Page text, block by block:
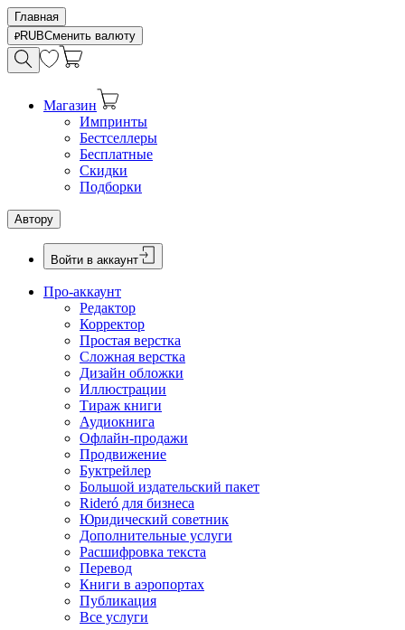
Главная
RUBСменить валюту
Магазин
Импринты
Бестселлеры
Бесплатные
Скидки
Подборки
Автору
Войти в аккаунт
Про-аккаунт
Редактор
Корректор
Простая верстка
Сложная верстка
Дизайн обложки
Иллюстрации
Тираж книги
Аудиокнига
Офлайн-продажи
Продвижение
Буктрейлер
Большой издательский пакет
Rideró для бизнеса
Юридический советник
Дополнительные услуги
Расшифровка текста
Перевод
Книги в аэропортах
Публикация
Все услуги